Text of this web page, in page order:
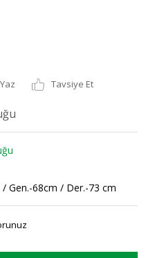
Tavsiye Et
/ Gen.-68cm / Der.-73 cm